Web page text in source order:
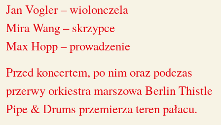
Jan Vogler – wiolonczela
Mira Wang – skrzypce
Max Hopp – prowadzenie
Przed koncertem, po nim oraz podczas
przerwy orkiestra marszowa Berlin Thistle
Pipe & Drums przemierza teren pałacu.